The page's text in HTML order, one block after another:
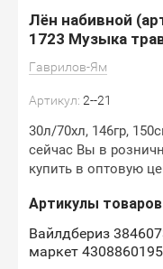
Лён набивной
1723 Музыка
Гаврилов-Ям
Артикул: 2--21
30л/70хл, 146гр,
сейчас Вы в
купить в оптовую
Артикулы
Вайлдбериз
маркет 4308860195